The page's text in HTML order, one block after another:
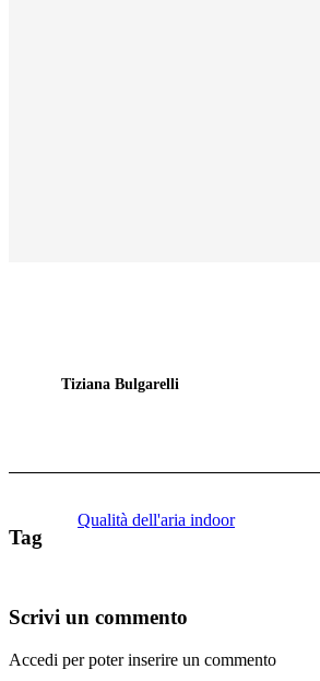
Tiziana Bulgarelli
Tag
Qualità dell'aria indoor
Scrivi un commento
Accedi per poter inserire un commento